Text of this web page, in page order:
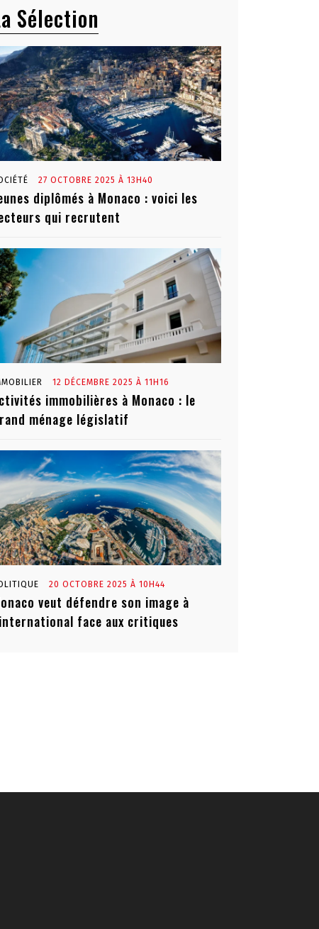
Sélection
27 OCTOBRE 2025 À 13H40
diplômés à Monaco : voici les
qui recrutent
12 DÉCEMBRE 2025 À 11H16
immobilières à Monaco : le
ménage législatif
20 OCTOBRE 2025 À 10H44
veut défendre son image à
face aux critiques